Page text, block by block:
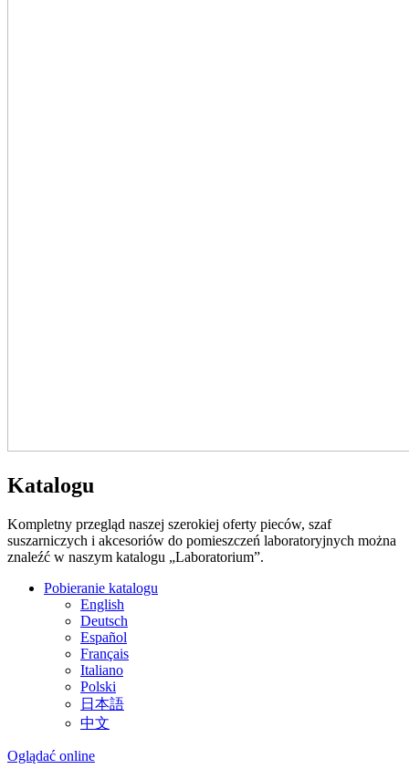
Katalogu
Kompletny przegląd naszej szerokiej oferty pieców, szaf
suszarniczych i akcesoriów do pomieszczeń laboratoryjnych można
znaleźć w naszym katalogu „Laboratorium”.
Pobieranie katalogu
English
Deutsch
Español
Français
Italiano
Polski
日本語
中文
Oglądać online